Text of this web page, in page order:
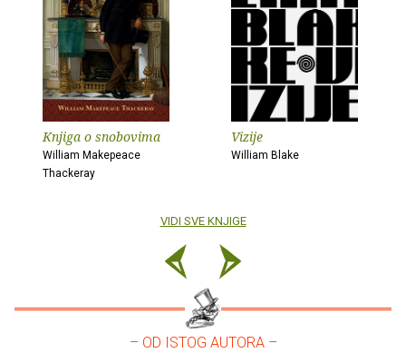
Knjiga o snobovima
William Makepeace
Thackeray
Vizije
William Blake
VIDI SVE KNJIGE
– OD ISTOG AUTORA –